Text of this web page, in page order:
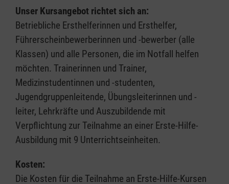
Unser Kursangebot richtet sich an:
Betriebliche Ersthelferinnen und Ersthelfer,
Führerscheinbewerberinnen und -bewerber (alle
Klassen) und alle Personen, die im Notfall helfen
möchten. Trainerinnen und Trainer,
Medizinstudentinnen und -studenten,
Jugendgruppenleitende, Übungsleiterinnen und -
leiter, Lehrkräfte und Auszubildende mit
Verpflichtung zur Teilnahme an einer Erste-Hilfe-
Ausbildung mit 9 Unterrichtseinheiten.
Kosten:
Die Kosten für die Teilnahme an Erste-Hilfe-Kursen